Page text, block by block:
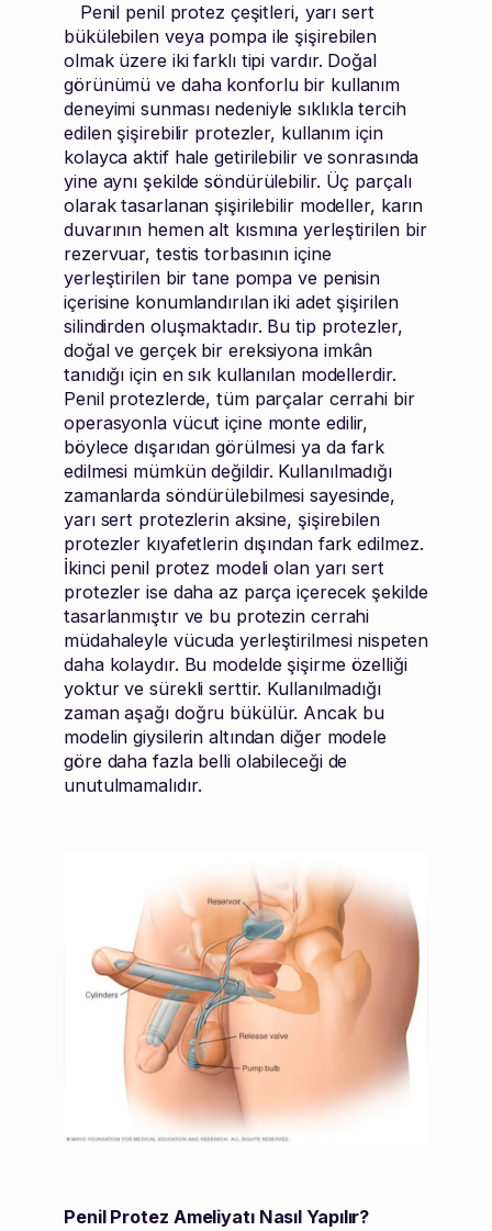
Penil penil protez çeşitleri, yarı sert
bükülebilen veya pompa ile şişirebilen
olmak üzere iki farklı tipi vardır. Doğal
görünümü ve daha konforlu bir kullanım
deneyimi sunması nedeniyle sıklıkla tercih
edilen şişirebilir protezler, kullanım için
kolayca aktif hale getirilebilir ve sonrasında
yine aynı şekilde söndürülebilir. Üç parçalı
olarak tasarlanan şişirilebilir modeller, karın
duvarının hemen alt kısmına yerleştirilen bir
rezervuar, testis torbasının içine
yerleştirilen bir tane pompa ve penisin
içerisine konumlandırılan iki adet şişirilen
silindirden oluşmaktadır. Bu tip protezler,
doğal ve gerçek bir ereksiyona imkân
tanıdığı için en sık kullanılan modellerdir.
Penil protezlerde, tüm parçalar cerrahi bir
operasyonla vücut içine monte edilir,
böylece dışarıdan görülmesi ya da fark
edilmesi mümkün değildir. Kullanılmadığı
zamanlarda söndürülebilmesi sayesinde,
yarı sert protezlerin aksine, şişirebilen
protezler kıyafetlerin dışından fark edilmez.
İkinci penil protez modeli olan yarı sert
protezler ise daha az parça içerecek şekilde
tasarlanmıştır ve bu protezin cerrahi
müdahaleyle vücuda yerleştirilmesi nispeten
daha kolaydır. Bu modelde şişirme özelliği
yoktur ve sürekli serttir. Kullanılmadığı
zaman aşağı doğru bükülür. Ancak bu
modelin giysilerin altından diğer modele
göre daha fazla belli olabileceği de
unutulmamalıdır.
Penil Protez Ameliyatı Nasıl Yapılır?